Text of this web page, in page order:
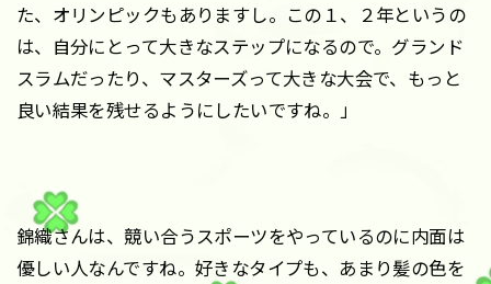
た、オリンピックもありますし。この１、２年というの
は、自分にとって大きなステップになるので。グランド
スラムだったり、マスターズって大きな大会で、もっと
良い結果を残せるようにしたいですね。」
錦織さんは、競い合うスポーツをやっているのに内面は
優しい人なんですね。好きなタイプも、あまり髪の色を